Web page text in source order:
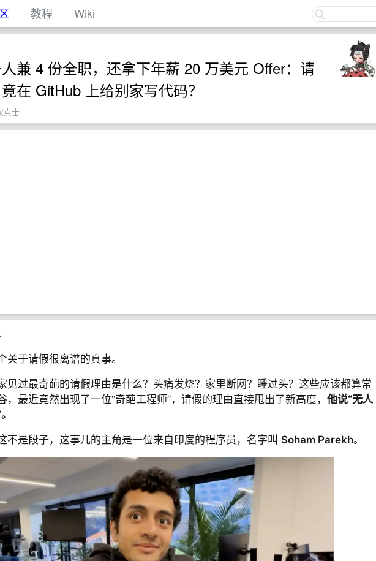
教程 Wiki
兼 4 份全职，还拿下年薪 20 万美元 Offer：请
在 GitHub 上给别家写代码？
点击
关于请假很离谱的真事。
见过最奇葩的请假理由是什么？头痛发烧？家里断网？睡过头？这些应该都算常
，最近竟然出现了一位“奇葩工程师”，请假的理由直接甩出了新高度， 他说“无人
不是段子，这事儿的主角是一位来自印度的程序员，名字叫 Soham Parekh。